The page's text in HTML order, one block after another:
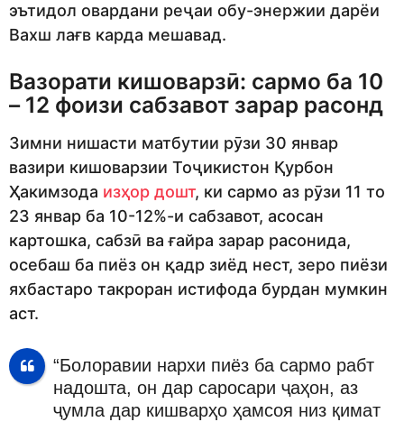
эътидол овардани реҷаи обу-энержии дарёи
Вахш лағв карда мешавад.
Вазорати кишоварзӣ: сармо ба 10
– 12 фоизи сабзавот зарар расонд
Зимни нишасти матбутии рӯзи 30 январ
вазири кишоварзии Тоҷикистон Қурбон
Ҳакимзода изҳор дошт, ки сармо аз рӯзи 11 то
23 январ ба 10-12%-и сабзавот, асосан
картошка, сабзӣ ва ғайра зарар расонида,
осебаш ба пиёз он қадр зиёд нест, зеро пиёзи
яхбастаро такроран истифода бурдан мумкин
аст.
“Болоравии нархи пиёз ба сармо рабт
надошта, он дар саросари ҷаҳон, аз
ҷумла дар кишварҳо ҳамсоя низ қимат